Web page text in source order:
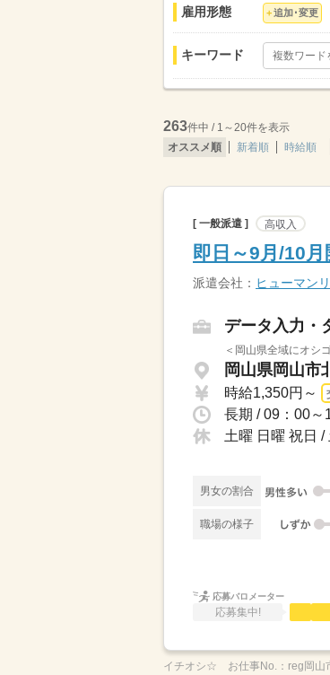
雇用形態 追加･変更
キーワード
263件中 / 1～20件を表示
オススメ順
新着順 時給順
[ 一般派遣 ] 高収入
即日～9月/10
派遣会社： ヒューマン
データ入力・
＜岡山県全域にオシ
岡山県岡山市
時給1,350円～
土曜 日曜 祝日
男女の割合
職場の様子
応募バロメーター
応募集中!
イチオシ☆ お仕事No.： reg岡山